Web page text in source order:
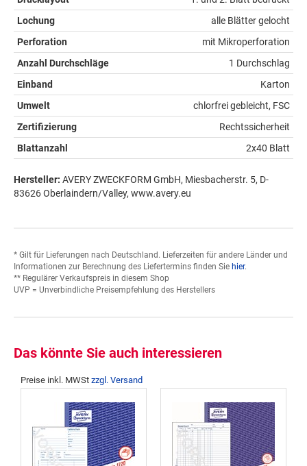
Lochung
alle Blätter gelocht
Perforation
mit Mikroperforation
Anzahl Durchschläge
1 Durchschlag
Einband
Karton
Umwelt
chlorfrei gebleicht, FSC
Zertifizierung
Rechtssicherheit
Blattanzahl
2x40 Blatt
Hersteller: AVERY ZWECKFORM GmbH, Miesbacherstr. 5, D-
83626 Oberlaindern/Valley, www.avery.eu
* Gilt für Lieferungen nach Deutschland. Lieferzeiten für andere Länder und
Informationen zur Berechnung des Liefertermins finden Sie hier.
** Regulärer Verkaufspreis in diesem Shop
UVP = Unverbindliche Preisempfehlung des Herstellers
Das könnte Sie auch interessieren
Preise inkl. MWSt zzgl. Versand